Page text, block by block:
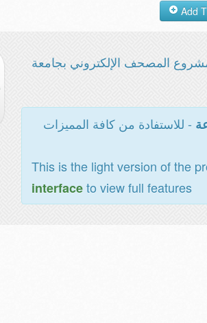
المصحف الإلكتروني بجامعة
- للاستفادة من كافة المميزات
This is the light version of the
interfaceto view full features